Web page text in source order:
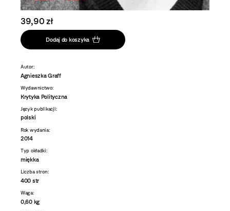
39,90 zł
Dodaj do koszyka
Autor:
Agnieszka Graff
Wydawnictwo:
Krytyka Polityczna
Język publikacji:
polski
Rok wydania:
2014
Typ okładki:
miękka
Liczba stron:
400 str
Waga:
0,60 kg